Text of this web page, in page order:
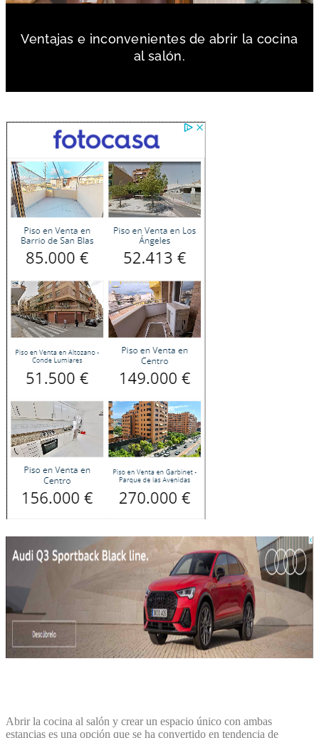
Ventajas e inconvenientes de abrir la cocina
al salón.
Abrir la cocina al salón y crear un espacio único con ambas
estancias es una opción que se ha convertido en tendencia de